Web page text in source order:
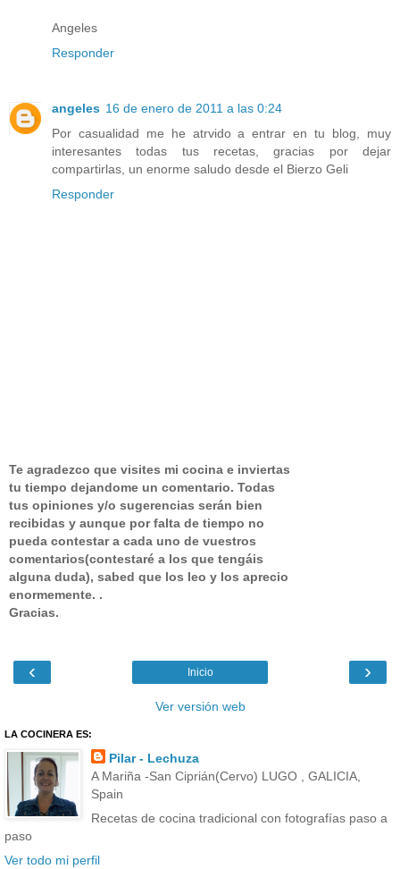
Angeles
Responder
angeles 16 de enero de 2011 a las 0:24
Por casualidad me he atrvido a entrar en tu blog, muy
interesantes todas tus recetas, gracias por dejar
compartirlas, un enorme saludo desde el Bierzo Geli
Responder
Te agradezco que visites mi cocina e inviertas
tu tiempo dejandome un comentario. Todas
tus opiniones y/o sugerencias serán bien
recibidas y aunque por falta de tiempo no
pueda contestar a cada uno de vuestros
comentarios(contestaré a los que tengáis
alguna duda), sabed que los leo y los aprecio
enormemente. .
Gracias.
‹ ›
Inicio
Ver versión web
LA COCINERA ES:
Pilar - Lechuza
A Mariña -San Ciprián(Cervo) LUGO , GALICIA,
Spain
Recetas de cocina tradicional con fotografías paso a
paso
Ver todo mi perfil